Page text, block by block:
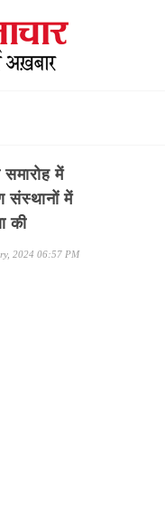
में
संस्थानों में
की
2024 06:57 PM